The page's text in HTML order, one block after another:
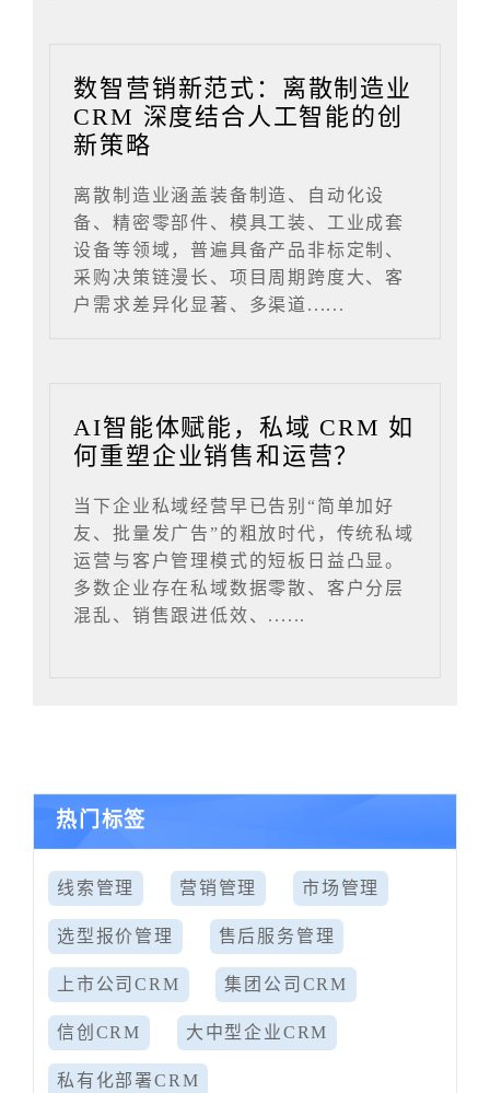
数智营销新范式：离散制造业
CRM 深度结合人工智能的创
新策略
离散制造业涵盖装备制造、自动化设
备、精密零部件、模具工装、工业成套
设备等领域，普遍具备产品非标定制、
采购决策链漫长、项目周期跨度大、客
户需求差异化显著、多渠道......
AI智能体赋能，私域 CRM 如
何重塑企业销售和运营？
当下企业私域经营早已告别“简单加好
友、批量发广告”的粗放时代，传统私域
运营与客户管理模式的短板日益凸显。
多数企业存在私域数据零散、客户分层
混乱、销售跟进低效、......
热门标签
线索管理 营销管理 市场管理
选型报价管理 售后服务管理
上市公司CRM 集团公司CRM
信创CRM 大中型企业CRM
私有化部署CRM